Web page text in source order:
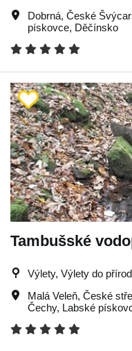
Dobrná, České
pískovce, Děčínsko
Tambušské
Výlety, Výlety do
Malá Veleň, České
Čechy, Labské